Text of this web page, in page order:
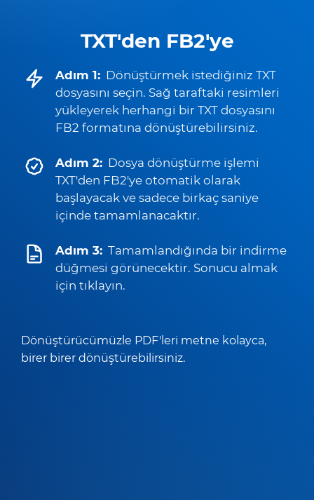
TXT'den FB2'ye
Adım 1: Dönüştürmek istediğiniz TXT
dosyasını seçin. Sağ taraftaki resimleri
yükleyerek herhangi bir TXT dosyasını
FB2 formatına dönüştürebilirsiniz.
Adım 2: Dosya dönüştürme işlemi
TXT'den FB2'ye otomatik olarak
başlayacak ve sadece birkaç saniye
içinde tamamlanacaktır.
Adım 3: Tamamlandığında bir indirme
düğmesi görünecektir. Sonucu almak
için tıklayın.
Dönüştürücümüzle PDF'leri metne kolayca,
birer birer dönüştürebilirsiniz.